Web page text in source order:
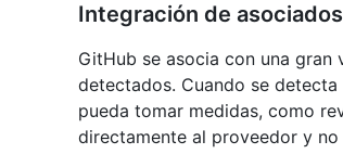
Integración de asociados
GitHub se asocia con una
detectados. Cuando se
pueda tomar medidas, como
directamente al proveedor y